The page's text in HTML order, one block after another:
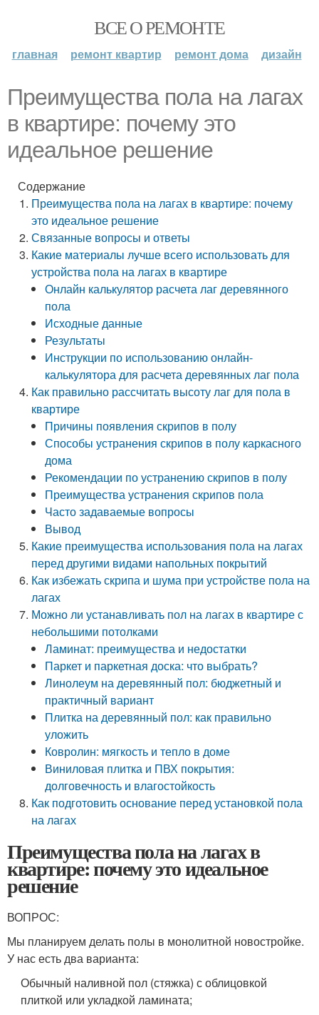
ВСЕ О РЕМОНТЕ
главная ремонт квартир ремонт дома дизайн
Преимущества пола на лагах
в квартире: почему это
идеальное решение
Содержание
Преимущества пола на лагах в квартире: почему
это идеальное решение
Связанные вопросы и ответы
Какие материалы лучше всего использовать для
устройства пола на лагах в квартире
Онлайн калькулятор расчета лаг деревянного
пола
Исходные данные
Результаты
Инструкции по использованию онлайн-
калькулятора для расчета деревянных лаг пола
Как правильно рассчитать высоту лаг для пола в
квартире
Причины появления скрипов в полу
Способы устранения скрипов в полу каркасного
дома
Рекомендации по устранению скрипов в полу
Преимущества устранения скрипов пола
Часто задаваемые вопросы
Вывод
Какие преимущества использования пола на лагах
перед другими видами напольных покрытий
Как избежать скрипа и шума при устройстве пола на
лагах
Можно ли устанавливать пол на лагах в квартире с
небольшими потолками
Ламинат: преимущества и недостатки
Паркет и паркетная доска: что выбрать?
Линолеум на деревянный пол: бюджетный и
практичный вариант
Плитка на деревянный пол: как правильно
уложить
Ковролин: мягкость и тепло в доме
Виниловая плитка и ПВХ покрытия:
долговечность и влагостойкость
Как подготовить основание перед установкой пола
на лагах
Преимущества пола на лагах в
квартире: почему это идеальное
решение
ВОПРОС:
Мы планируем делать полы в монолитной новостройке.
У нас есть два варианта:
Обычный наливной пол (стяжка) с облицовкой
плиткой или укладкой ламината;